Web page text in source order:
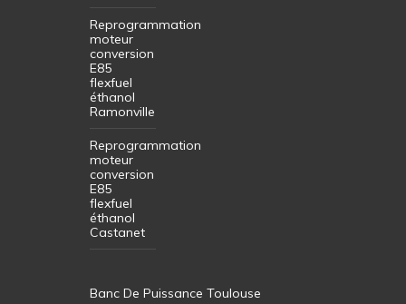
Reprogrammation
moteur
conversion
E85
flexfuel
éthanol
Ramonville
Reprogrammation
moteur
conversion
E85
flexfuel
éthanol
Castanet
Banc De Puissance Toulouse